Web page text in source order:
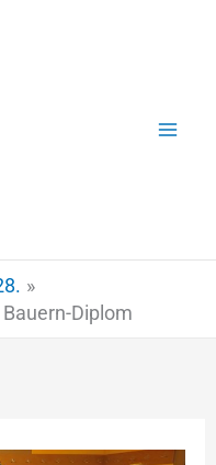
Diplom